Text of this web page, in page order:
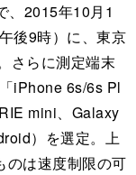
、2015年10月1
後9時）に、東京
さらに測定端末
iPhone 6s/6s Pl
mini、Galaxy
）を選定。上
のは速度制限の可